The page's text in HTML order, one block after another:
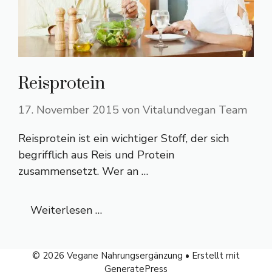
Reisprotein
17. November 2015 von Vitalundvegan Team
Reisprotein ist ein wichtiger Stoff, der sich
begrifflich aus Reis und Protein
zusammensetzt. Wer an …
Weiterlesen …
© 2026 Vegane Nahrungsergänzung • Erstellt mit
GeneratePress